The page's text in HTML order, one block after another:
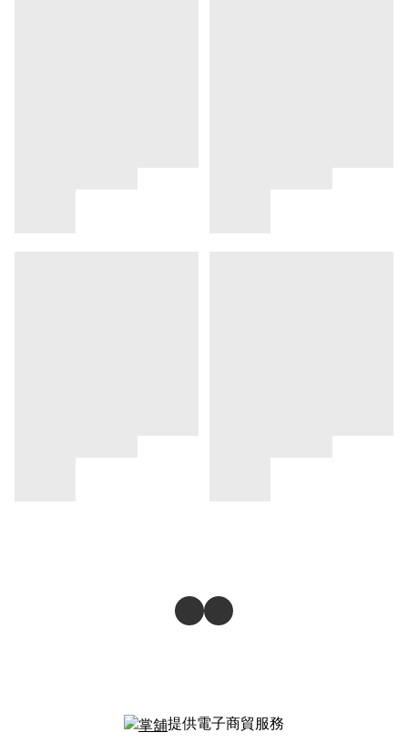
提供電子商貿服務